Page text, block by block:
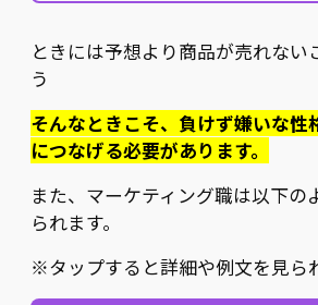
ときには予想より商品が売れない
う
そんなときこそ、負けず嫌いな性
につなげる必要があります。
また、マーケティング職は以下の
られます。
※タップすると詳細や例文を見ら